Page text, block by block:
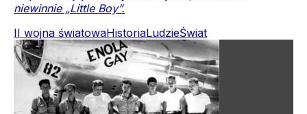
niewinnie „Little Boy”.
II wojna światowaHistoriaLudzieŚwiat